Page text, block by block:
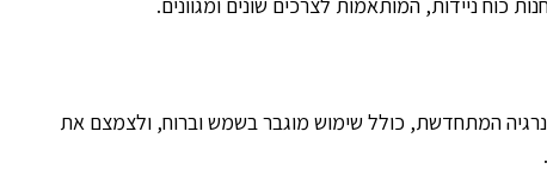
המתחדשת, כולל שימוש מוגבר בשמש וברוח, ולצמצם את